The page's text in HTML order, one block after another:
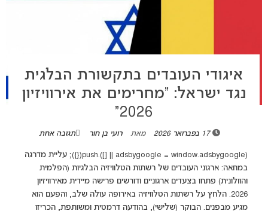
איגודי העובדים בתקשורת הבלגית
נגד ישראל: “מחרימים את אירוויזיון
2026”
17 בפברואר 2026 מאת רועי בן חור תגובה אחת
(adsbygoogle = window.adsbygoogle || []).push({}); עליית מדרגה
במחאה: ארגוני העובדים של רשתות הטלוויזיה הבלגיות (הפלמית
והוולונית) פתחו בצעדים ארגוניים ודורשים פרישה מיידית מאירוויזיון
2026. הלחץ על רשתות הטלוויזיה באירופה עולה שלב, והפעם הוא
מגיע מבפנים. הבוקר (שלישי), בהודעה דרמטית ומשותפת, הכריזו